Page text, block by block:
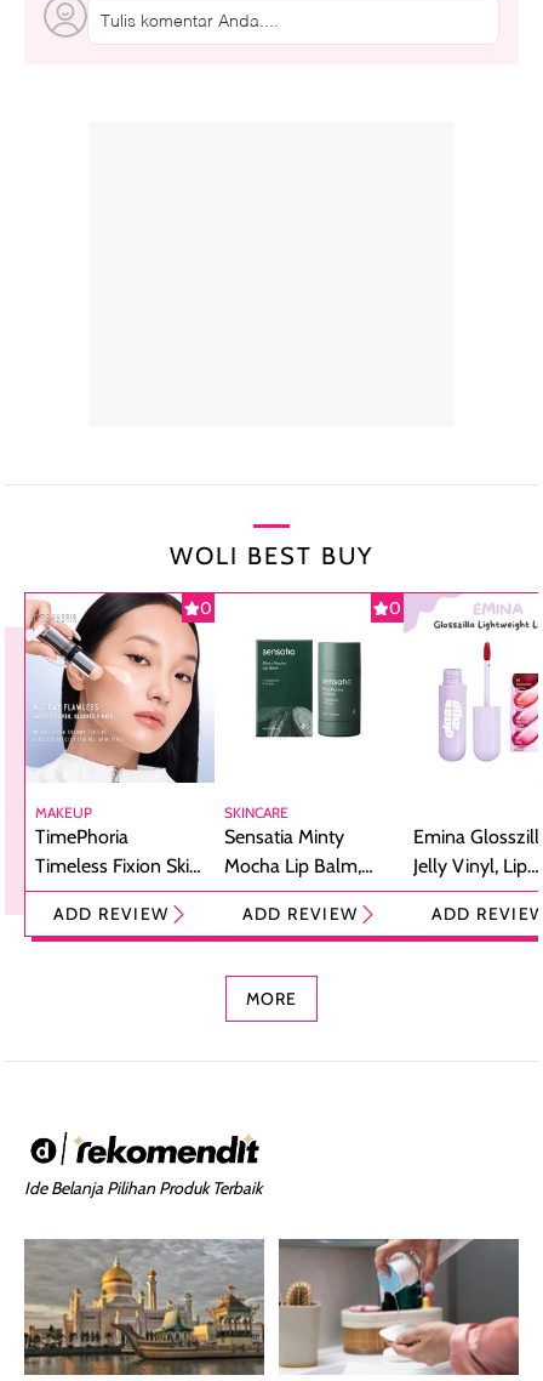
Tulis komentar Anda....
WOLI BEST BUY
0
MAKEUP
TimePhoria
Timeless Fixion Skin
Tint Stick,
Foundation dan
ADD REVIEW
0
SKINCARE
Sensatia Minty
Mocha Lip Balm,
Pelembap Bibir
dengan Aroma
ADD REVIEW
Emina
Jelly Vinyl, Lip
Cream Glossy
Ringan
ADD
MORE
Ide Belanja Pilihan Produk Terbaik